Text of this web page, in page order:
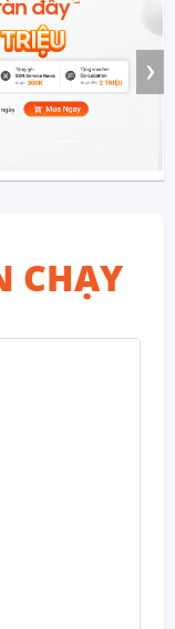
›
CHẠY